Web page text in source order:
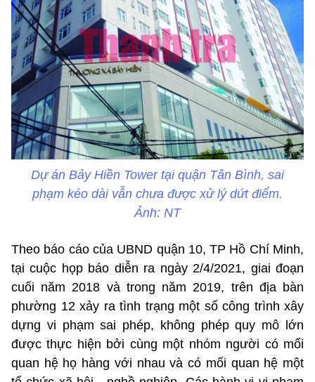
Dự án Bảy Hiền Tower tại quận Tân Bình, sai
phạm kéo dài vẫn chưa được xử lý dứt điểm.
Ảnh: NT
Theo báo cáo của UBND quận 10, TP Hồ Chí Minh,
tại cuộc họp báo diễn ra ngày 2/4/2021, giai đoạn
cuối năm 2018 và trong năm 2019, trên địa bàn
phường 12 xảy ra tình trạng một số công trình xây
dựng vi phạm sai phép, không phép quy mô lớn
được thực hiện bởi cùng một nhóm người có mối
quan hệ họ hàng với nhau và có mối quan hệ một